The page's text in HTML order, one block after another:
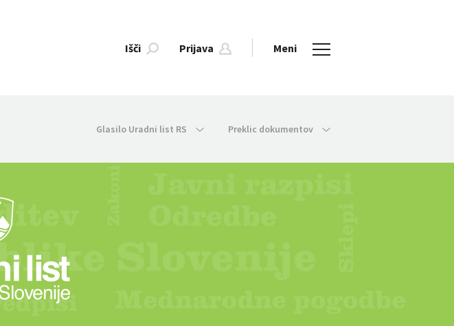
Išči Prijava Meni
Glasilo Uradni list RS Preklic dokumentov